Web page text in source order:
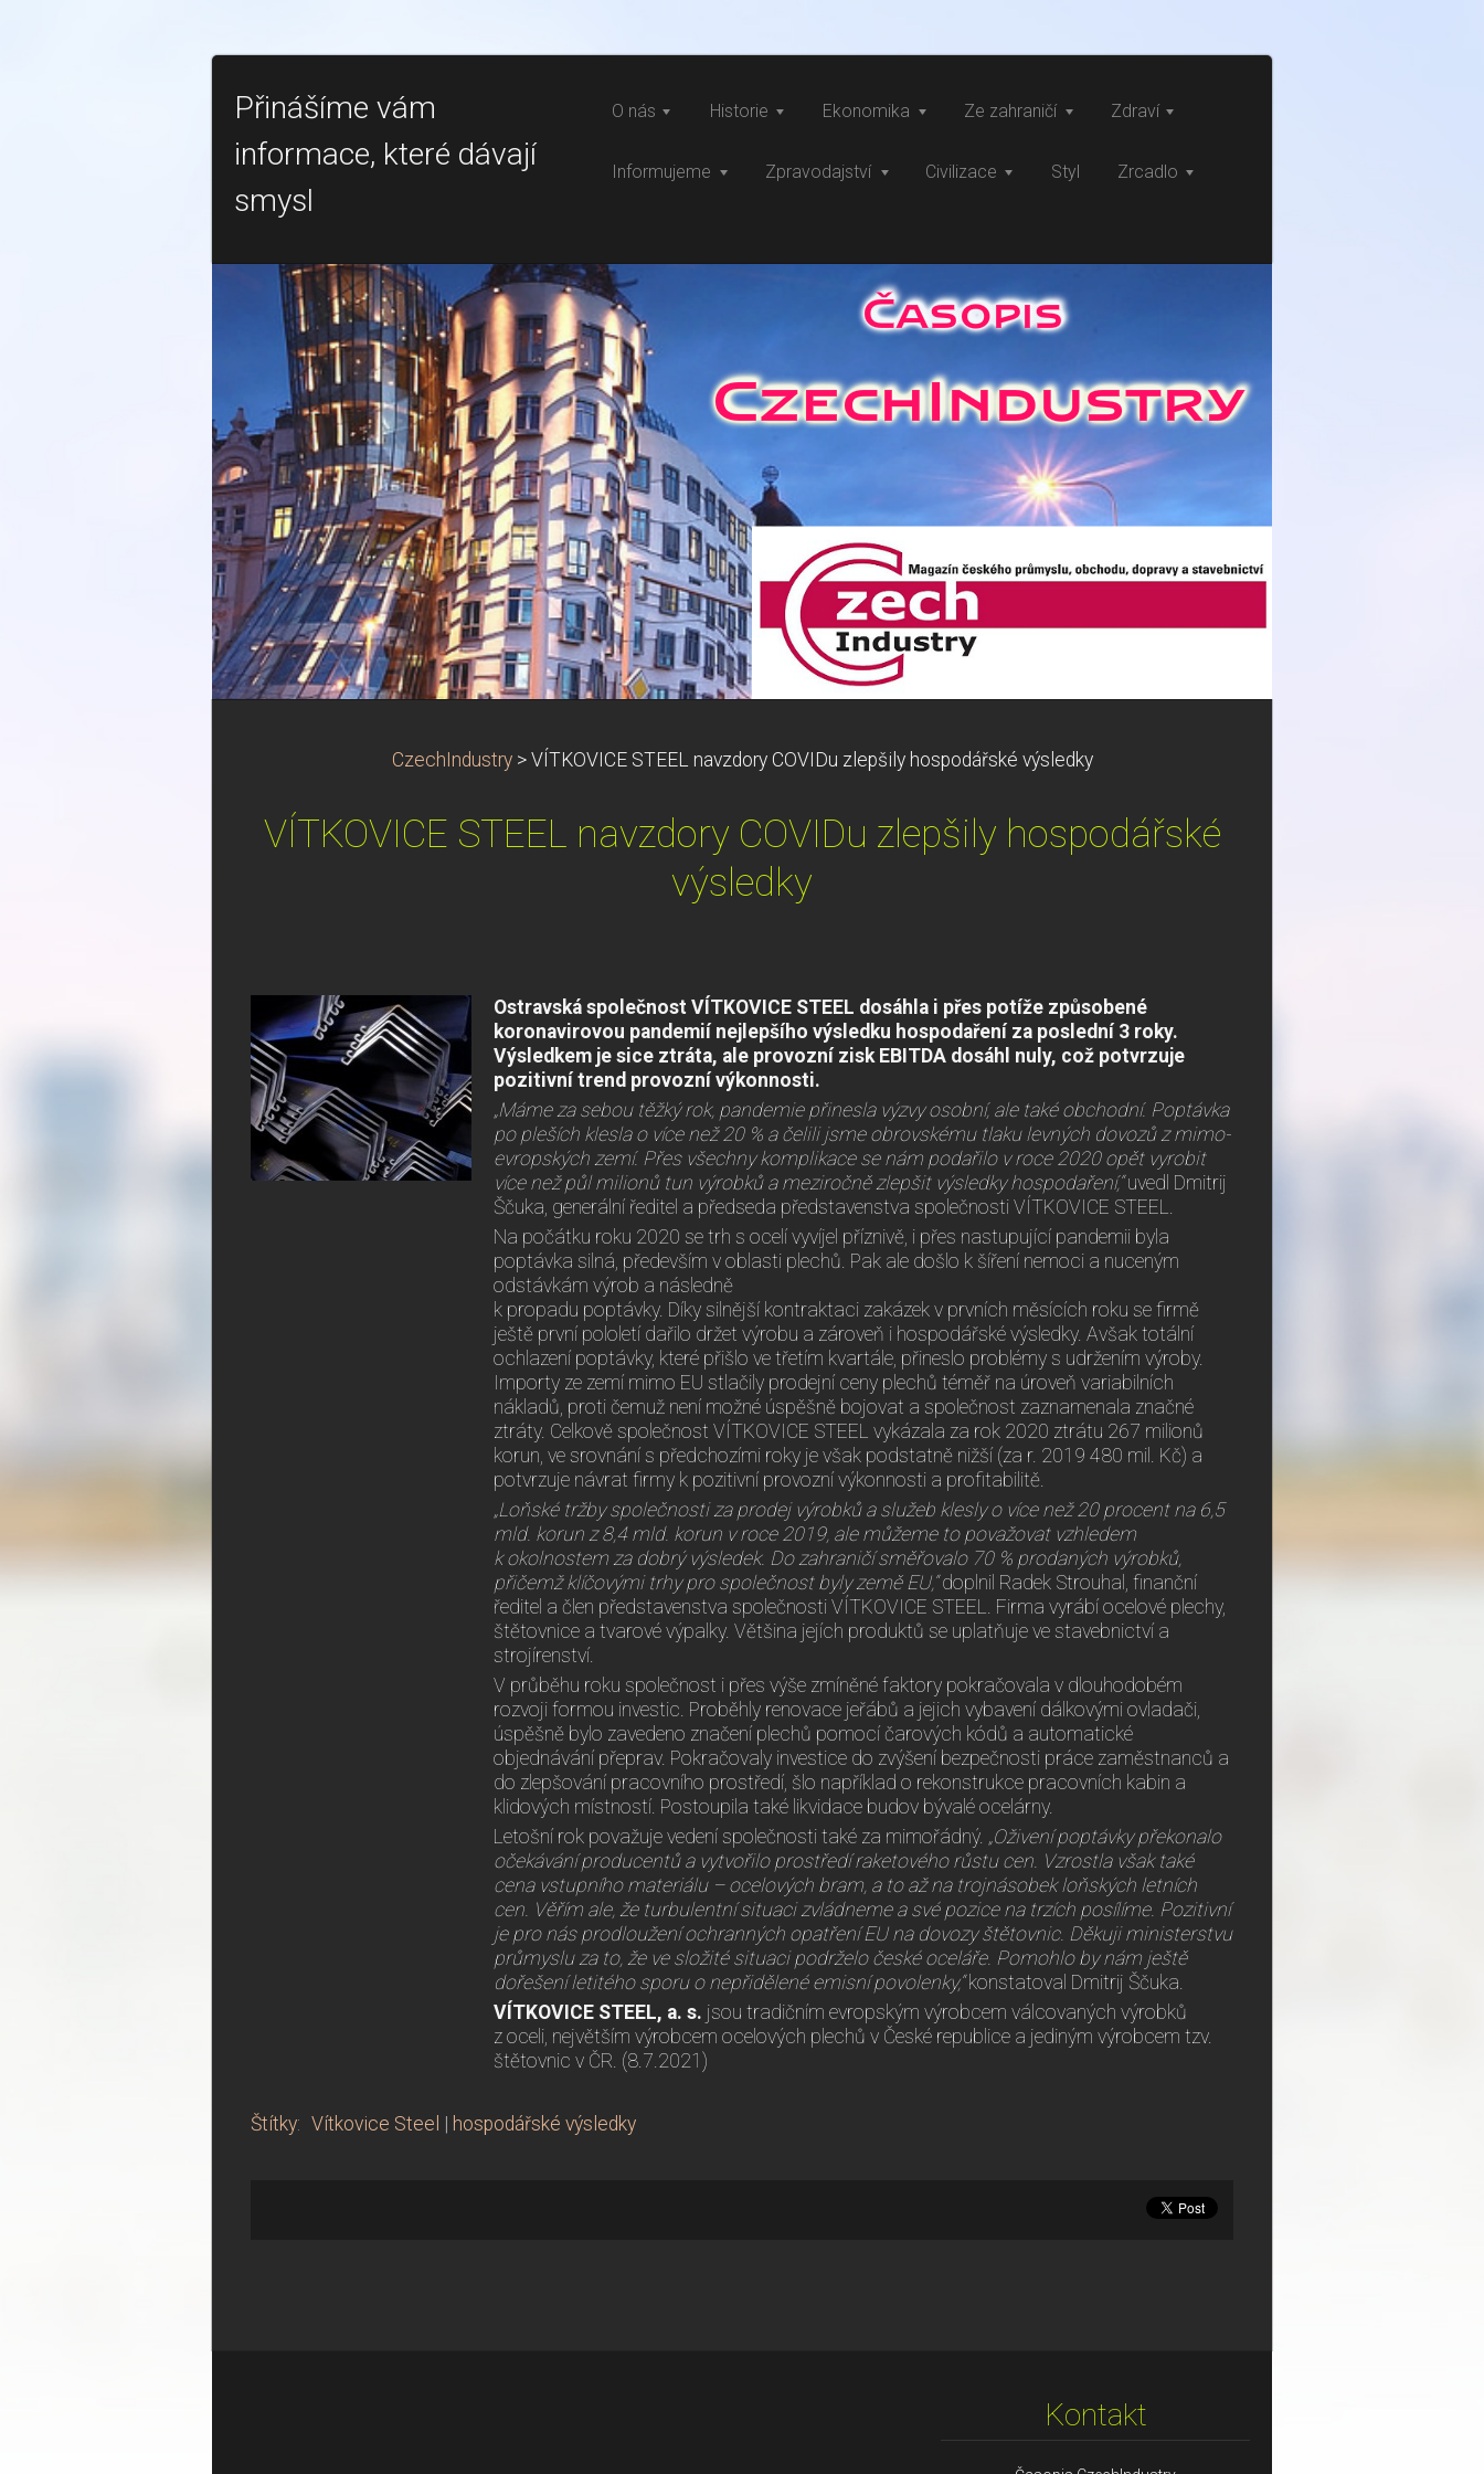
Přinášíme vám
informace, které dávají
smysl
O nás Historie Ekonomika Ze zahraničí Zdraví
Informujeme Zpravodajství Civilizace Styl Zrcadlo
CzechIndustry > VÍTKOVICE STEEL navzdory COVIDu zlepšily hospodářské výsledky
VÍTKOVICE STEEL navzdory COVIDu zlepšily hospodářské
výsledky
Ostravská společnost VÍTKOVICE STEEL dosáhla i přes potíže způsobené
koronavirovou pandemií nejlepšího výsledku hospodaření za poslední 3 roky.
Výsledkem je sice ztráta, ale provozní zisk EBITDA dosáhl nuly, což potvrzuje
pozitivní trend provozní výkonnosti.
„Máme za sebou těžký rok, pandemie přinesla výzvy osobní, ale také obchodní. Poptávka
po pleších klesla o více než 20 % a čelili jsme obrovskému tlaku levných dovozů z mimo-
evropských zemí. Přes všechny komplikace se nám podařilo v roce 2020 opět vyrobit
více než půl milionů tun výrobků a meziročně zlepšit výsledky hospodaření,“uvedl Dmitrij
Ščuka, generální ředitel a předseda představenstva společnosti VÍTKOVICE STEEL.
Na počátku roku 2020 se trh s ocelí vyvíjel příznivě, i přes nastupující pandemii byla
poptávka silná, především v oblasti plechů. Pak ale došlo k šíření nemoci a nuceným
odstávkám výrob a následně
k propadu poptávky. Díky silnější kontraktaci zakázek v prvních měsících roku se firmě
ještě první pololetí dařilo držet výrobu a zároveň i hospodářské výsledky. Avšak totální
ochlazení poptávky, které přišlo ve třetím kvartále, přineslo problémy s udržením výroby.
Importy ze zemí mimo EU stlačily prodejní ceny plechů téměř na úroveň variabilních
nákladů, proti čemuž není možné úspěšně bojovat a společnost zaznamenala značné
ztráty. Celkově společnost VÍTKOVICE STEEL vykázala za rok 2020 ztrátu 267 milionů
korun, ve srovnání s předchozími roky je však podstatně nižší (za r. 2019 480 mil. Kč) a
potvrzuje návrat firmy k pozitivní provozní výkonnosti a profitabilitě.
„Loňské tržby společnosti za prodej výrobků a služeb klesly o více než 20 procent na 6,5
mld. korun z 8,4 mld. korun v roce 2019, ale můžeme to považovat vzhledem
k okolnostem za dobrý výsledek. Do zahraničí směřovalo 70 % prodaných výrobků,
přičemž klíčovými trhy pro společnost byly země EU,“doplnil Radek Strouhal, finanční
ředitel a člen představenstva společnosti VÍTKOVICE STEEL. Firma vyrábí ocelové plechy,
štětovnice a tvarové výpalky. Většina jejích produktů se uplatňuje ve stavebnictví a
strojírenství.
V průběhu roku společnost i přes výše zmíněné faktory pokračovala v dlouhodobém
rozvoji formou investic. Proběhly renovace jeřábů a jejich vybavení dálkovými ovladači,
úspěšně bylo zavedeno značení plechů pomocí čarových kódů a automatické
objednávání přeprav. Pokračovaly investice do zvýšení bezpečnosti práce zaměstnanců a
do zlepšování pracovního prostředí, šlo například o rekonstrukce pracovních kabin a
klidových místností. Postoupila také likvidace budov bývalé ocelárny.
Letošní rok považuje vedení společnosti také za mimořádný. „Oživení poptávky překonalo
očekávání producentů a vytvořilo prostředí raketového růstu cen. Vzrostla však také
cena vstupního materiálu – ocelových bram, a to až na trojnásobek loňských letních
cen. Věřím ale, že turbulentní situaci zvládneme a své pozice na trzích posílíme. Pozitivní
je pro nás prodloužení ochranných opatření EU na dovozy štětovnic. Děkuji ministerstvu
průmyslu za to, že ve složité situaci podrželo české oceláře. Pomohlo by nám ještě
dořešení letitého sporu o nepřidělené emisní povolenky,“konstatoval Dmitrij Ščuka.
VÍTKOVICE STEEL, a. s. jsou tradičním evropským výrobcem válcovaných výrobků
z oceli, největším výrobcem ocelových plechů v České republice a jediným výrobcem tzv.
štětovnic v ČR. (8.7.2021)
Štítky: Vítkovice Steel hospodářské výsledky
Kontakt